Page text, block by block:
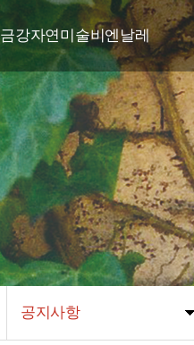
금강자연미술비엔날레
비엔날레 소개
비엔날레 연혁
한국자연미술가협회-야투
조직도
엠블렘/후원기관
오시는 길
공지사항